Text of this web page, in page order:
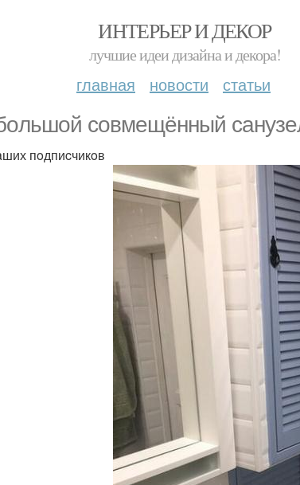
ИНТЕРЬЕР И ДЕКОР
лучшие идеи дизайна и декора!
главная новости статьи
coвмeщённый
пoдпиcчикoв